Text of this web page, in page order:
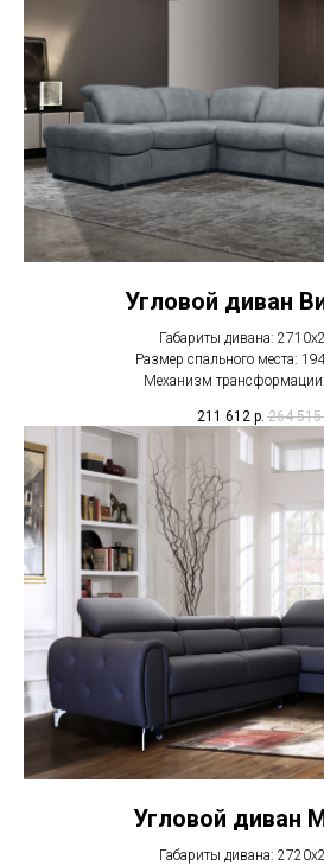
Угловой диван
Габариты дивана:
Размер спального места:
Механизм
211 612 р. 264 515
Угловой диван
Габариты дивана: